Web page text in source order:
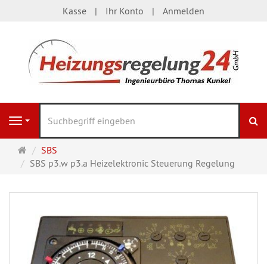
Kasse Ihr Konto Anmelden
Navigation
Startseite
SBS
SBS p3.w p3.a Heizelektronic Steuerung Regelung